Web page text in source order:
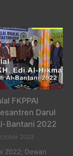
FKPPAI
Darul
Bantani 2022
2023
2022; Dewan